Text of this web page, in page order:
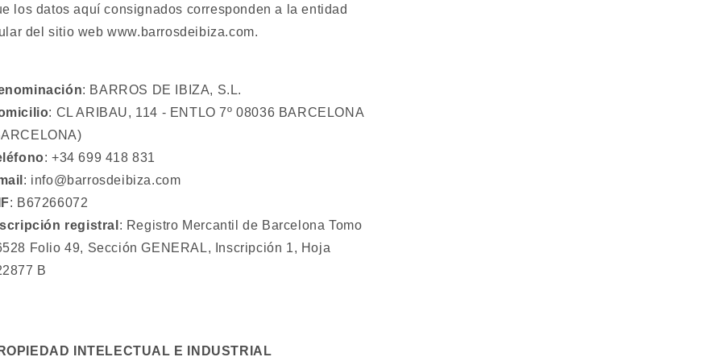
los datos aquí consignados corresponden a la entidad
del sitio web www.barrosdeibiza.com.
: BARROS DE IBIZA, S.L.
: CL ARIBAU, 114 - ENTLO 7º 08036 BARCELONA
: +34 699 418 831
: info@barrosdeibiza.com
: B67266072
registral : Registro Mercantil de Barcelona Tomo
Folio 49, Sección GENERAL, Inscripción 1, Hoja
B
INTELECTUAL E INDUSTRIAL